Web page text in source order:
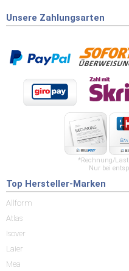
Unsere Zahlungsarten
*Rechnung/
Nur bei
Top Hersteller-Marken
Allform
Atlas
Isover
Laier
Mea